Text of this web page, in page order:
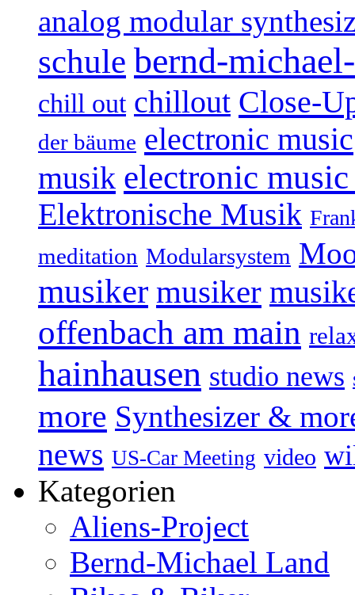
analog modular
schule bernd-
chill out chillout Close-
der bäume electronic music
musik electronic
Elektronische Musik
meditation Modularsystem
musiker musiker
offenbach am main
hainhausen studio news
more Synthesizer &
news US-Car Meeting video
Kategorien
Aliens-Project
Bernd-Michael Land